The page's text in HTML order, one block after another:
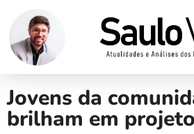
Jovens da
brilham em